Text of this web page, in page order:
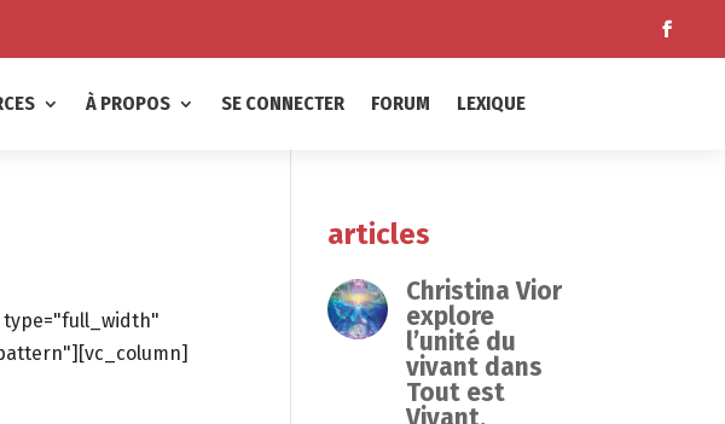
À PROPOS SE CONNECTER FORUM LEXIQUE
type="full_width"
articles
Christina Vior
explore
l’unité du
vivant dans
Tout est